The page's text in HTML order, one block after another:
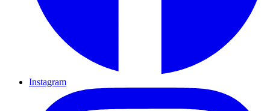
Instagram